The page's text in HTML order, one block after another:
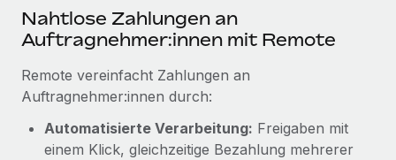
Mehr erfahren
Nahtlose Zahlungen an
Auftragnehmer:innen mit Remote
Remote vereinfacht Zahlungen an
Auftragnehmer:innen durch:
Automatisierte Verarbeitung: Freigaben mit
einem Klick, gleichzeitige Bezahlung mehrerer